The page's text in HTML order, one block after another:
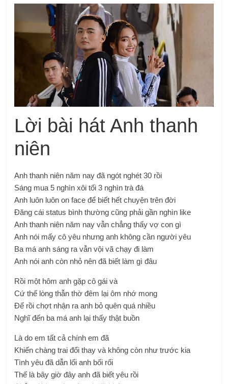
Lời bài hát Anh thanh
niên
Anh thanh niên năm nay đã ngót nghét 30 rồi
Sáng mua 5 nghìn xôi tối 3 nghìn trà đá
Anh luôn luôn on face để biết hết chuyện trên đời
Đăng cái status bình thường cũng phải gần nghìn like
Anh thanh niên năm nay vẫn chẳng thấy vợ con gì
Anh nói mấy cô yêu nhưng anh không cần người yêu
Ba má anh sáng ra vẫn vội vã chạy đi làm
Anh nói anh còn nhỏ nên đã biết làm gì đâu
Rồi một hôm anh gặp cô gái và
Cứ thế lòng thẫn thờ đêm lại ôm nhớ mong
Để rồi chợt nhận ra anh bỏ quên quá nhiều
Nghĩ đến ba má anh lại thấy thật buồn
Là do em tất cả chính em đã
Khiến chàng trai đổi thay và không còn như trước kia
Tình yêu đã dẫn lối anh bối rối
Thế là bây giờ đây anh đã biết yêu rồi